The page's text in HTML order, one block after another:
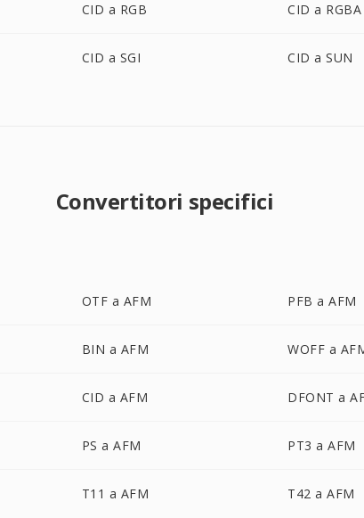
CID a RGB CID a RGBA
CID a SGI CID a SUN
Convertitori specifici
OTF a AFM PFB a AFM
BIN a AFM WOFF a
CID a AFM DFONT a
PS a AFM PT3 a AFM
T11 a AFM T42 a AFM